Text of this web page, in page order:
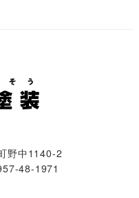
野中1140-2
48-1971